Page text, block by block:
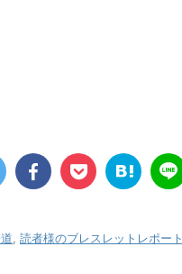
, 読者様のブレスレットレポート